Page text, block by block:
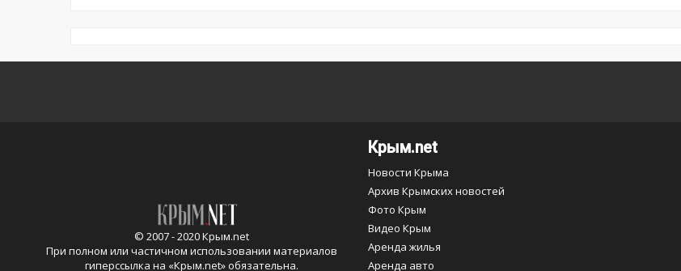
© 2007 - 2020 Крым.net
При полном или частичном использовании материалов
гиперссылка на «Крым.net» обязательна.
Крым.net
Новости Крыма
Архив Крымских новостей
Фото Крым
Видео Крым
Аренда жилья
Аренда авто